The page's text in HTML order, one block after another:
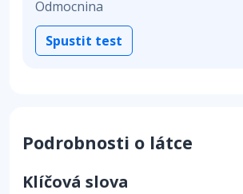
Odmocnina
Spustit test
Podrobnosti o látce
Klíčová slova